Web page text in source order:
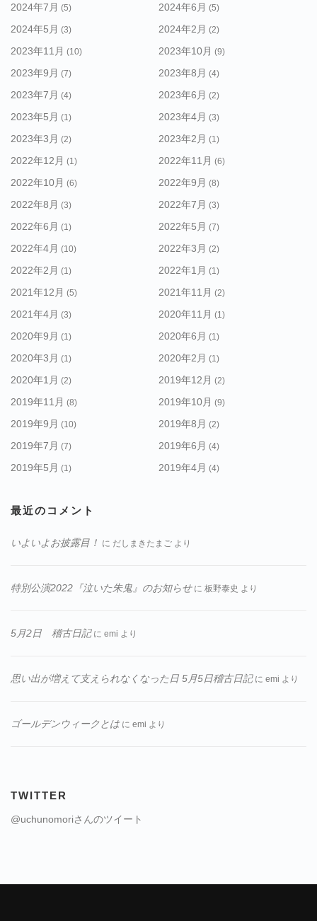
2024年7月 (5) 2024年6月 (5)
2024年5月 (3) 2024年2月 (2)
2023年11月 (10) 2023年10月 (9)
2023年9月 (7) 2023年8月 (4)
2023年7月 (4) 2023年6月 (2)
2023年5月 (1) 2023年4月 (3)
2023年3月 (2) 2023年2月 (1)
2022年12月 (1) 2022年11月 (6)
2022年10月 (6) 2022年9月 (8)
2022年8月 (3) 2022年7月 (3)
2022年6月 (1) 2022年5月 (7)
2022年4月 (10) 2022年3月 (2)
2022年2月 (1) 2022年1月 (1)
2021年12月 (5) 2021年11月 (2)
2021年4月 (3) 2020年11月 (1)
2020年9月 (1) 2020年6月 (1)
2020年3月 (1) 2020年2月 (1)
2020年1月 (2) 2019年12月 (2)
2019年11月 (8) 2019年10月 (9)
2019年9月 (10) 2019年8月 (2)
2019年7月 (7) 2019年6月 (4)
2019年5月 (1) 2019年4月 (4)
最近のコメント
いよいよお披露目！ に だしまきたまご より
特別公演2022『泣いた朱鬼』のお知らせに 板野泰史 より
5月2日 稽古日記に emi より
思い出が増えて支えられなくなった日 5月5日稽古日記に emi より
ゴールデンウィークとはに emi より
TWITTER
@uchunomoriさんのツイート